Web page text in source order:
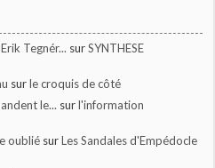
Tegnér... surSYNTHESE
surle croquis de côté
le... surl'information
oublié surLes Sandales d'Empédocle